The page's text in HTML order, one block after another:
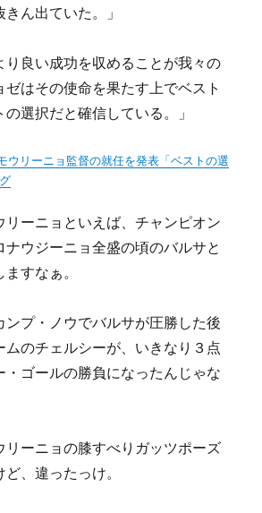
ん出ていた。」
り良い成功を収めることが我々の
はその使命を果たす上でベスト
選択だと確信している。」
ウリーニョ監督の就任を発表「ベストの選
リーニョといえば、チャンピオン
ナウジーニョ全盛の頃のバルサと
すなぁ。
ンプ・ノウでバルサが圧勝した後
ムのチェルシーが、いきなり３点
・ゴールの勝負になったんじゃな
リーニョの膝すべりガッツポーズ
、違ったっけ。